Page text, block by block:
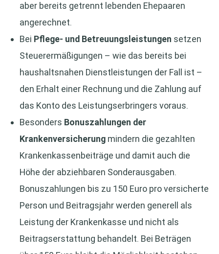
aber bereits getrennt lebenden Ehepaaren
angerechnet.
Bei Pflege- und Betreuungsleistungen setzen
Steuerermäßigungen – wie das bereits bei
haushaltsnahen Dienstleistungen der Fall ist –
den Erhalt einer Rechnung und die Zahlung auf
das Konto des Leistungserbringers voraus.
Besonders Bonuszahlungen der
Krankenversicherung mindern die gezahlten
Krankenkassenbeiträge und damit auch die
Höhe der abziehbaren Sonderausgaben.
Bonuszahlungen bis zu 150 Euro pro versicherte
Person und Beitragsjahr werden generell als
Leistung der Krankenkasse und nicht als
Beitragserstattung behandelt. Bei Beträgen